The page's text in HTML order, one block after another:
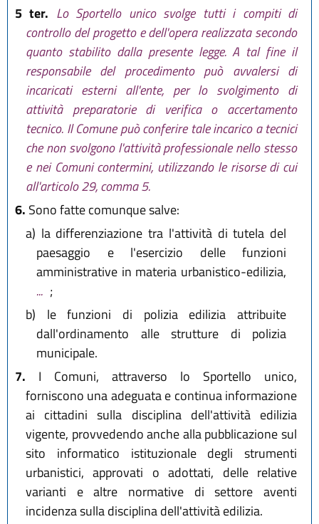
5 ter. Lo Sportello unico svolge tutti i compiti di
controllo del progetto e dell'opera realizzata secondo
quanto stabilito dalla presente legge. A tal fine il
responsabile del procedimento può avvalersi di
incaricati esterni all'ente, per lo svolgimento di
attività preparatorie di verifica o accertamento
tecnico. Il Comune può conferire tale incarico a tecnici
che non svolgono l'attività professionale nello stesso
e nei Comuni contermini, utilizzando le risorse di cui
all'articolo 29, comma 5.
6. Sono fatte comunque salve:
a) la differenziazione tra l'attività di tutela del
paesaggio e l'esercizio delle funzioni
amministrative in materia urbanistico-edilizia,
... ;
b) le funzioni di polizia edilizia attribuite
dall'ordinamento alle strutture di polizia
municipale.
7. I Comuni, attraverso lo Sportello unico,
forniscono una adeguata e continua informazione
ai cittadini sulla disciplina dell'attività edilizia
vigente, provvedendo anche alla pubblicazione sul
sito informatico istituzionale degli strumenti
urbanistici, approvati o adottati, delle relative
varianti e altre normative di settore aventi
incidenza sulla disciplina dell'attività edilizia.